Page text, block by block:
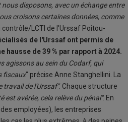
disposons, avec un échange entre
croisons certaines données, comme
LCTI de l'Urssaf Poitou-
de l'Urssaf ont permis de
hausse de 39 % par rapport à 2024.
agissons au sein du Codarf, qui
fiscaux" précise Anne Stanghellini. La
travail de l'Urssaf". Chaque structure
est avérée, cela relève du pénal". En
employées), les entreprises